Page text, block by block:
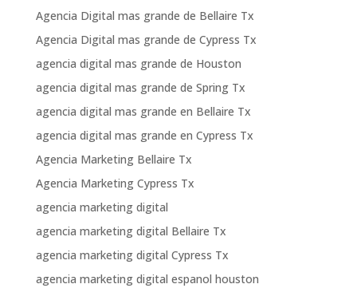
Agencia Digital mas grande de Bellaire Tx
Agencia Digital mas grande de Cypress Tx
agencia digital mas grande de Houston
agencia digital mas grande de Spring Tx
agencia digital mas grande en Bellaire Tx
agencia digital mas grande en Cypress Tx
Agencia Marketing Bellaire Tx
Agencia Marketing Cypress Tx
agencia marketing digital
agencia marketing digital Bellaire Tx
agencia marketing digital Cypress Tx
agencia marketing digital espanol houston